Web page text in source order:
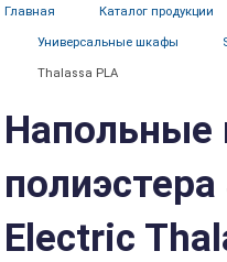
Главная Каталог продукции
Универсальные шкафы
Thalassa PLA
Electric